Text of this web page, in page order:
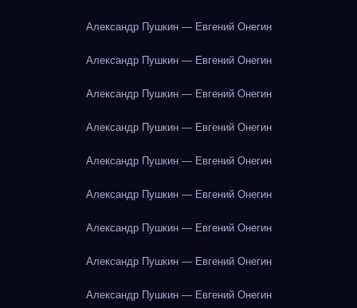
Александр Пушкин — Евгений Онегин
Александр Пушкин — Евгений Онегин
Александр Пушкин — Евгений Онегин
Александр Пушкин — Евгений Онегин
Александр Пушкин — Евгений Онегин
Александр Пушкин — Евгений Онегин
Александр Пушкин — Евгений Онегин
Александр Пушкин — Евгений Онегин
Александр Пушкин — Евгений Онегин